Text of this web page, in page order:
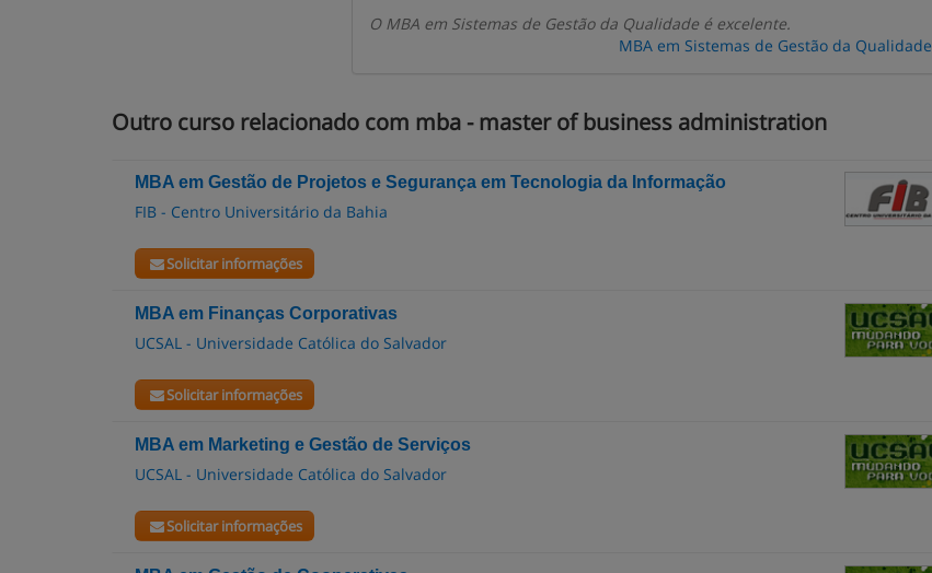
O MBA em Sistemas de Gestão da Qualidade é excelente.
MBA em Sistemas de Gestão da Qualidade
Outro curso relacionado com mba - master of business administration
MBA em Gestão de Projetos e Segurança em Tecnologia da Informação
FIB - Centro Universitário da Bahia
Solicitar informações
MBA em Finanças Corporativas
UCSAL - Universidade Católica do Salvador
Solicitar informações
MBA em Marketing e Gestão de Serviços
UCSAL - Universidade Católica do Salvador
Solicitar informações